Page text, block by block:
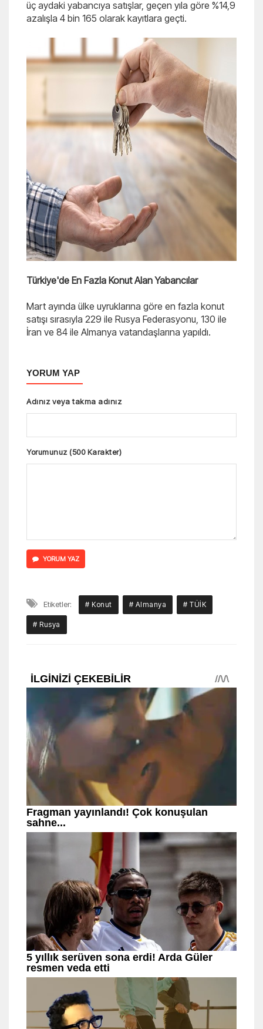
üç aydaki yabancıya satışlar, geçen yıla göre %14,9
azalışla 4 bin 165 olarak kayıtlara geçti.
Türkiye'de En Fazla Konut Alan Yabancılar
Mart ayında ülke uyruklarına göre en fazla konut
satışı sırasıyla 229 ile Rusya Federasyonu, 130 ile
İran ve 84 ile Almanya vatandaşlarına yapıldı.
YORUM YAP
Adınız veya takma adınız
Yorumunuz (500 Karakter)
YORUM YAZ
Etiketler: # Konut # Almanya # TÜİK
# Rusya